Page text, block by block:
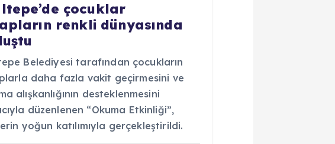
çocuklar
renkli dünyasında
Belediyesi tarafından çocukların
daha fazla vakit geçirmesini ve
alışkanlığının desteklenmesini
düzenlenen “Okuma Etkinliği”,
yoğun katılımıyla gerçekleştirildi.